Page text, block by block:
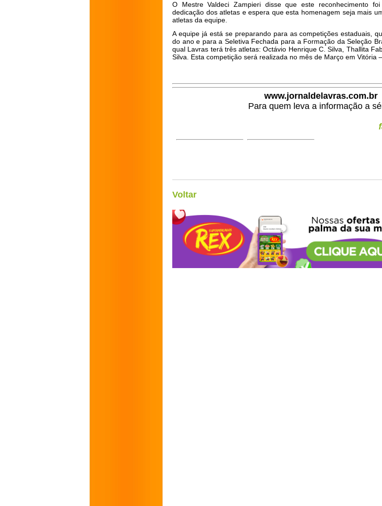
O Mestre Valdeci Zampieri disse que este reconhecimento
dedicação dos atletas e espera que esta homenagem seja mais
atletas da equipe.
A equipe já está se preparando para as competições estaduais,
do ano e para a Seletiva Fechada para a Formação da Seleção
qual Lavras terá três atletas: Octávio Henrique C. Silva, Thallita
Silva. Esta competição será realizada no mês de Março em Vitória –
www.jornaldelavras.com.br
Para quem leva a informação a
Voltar